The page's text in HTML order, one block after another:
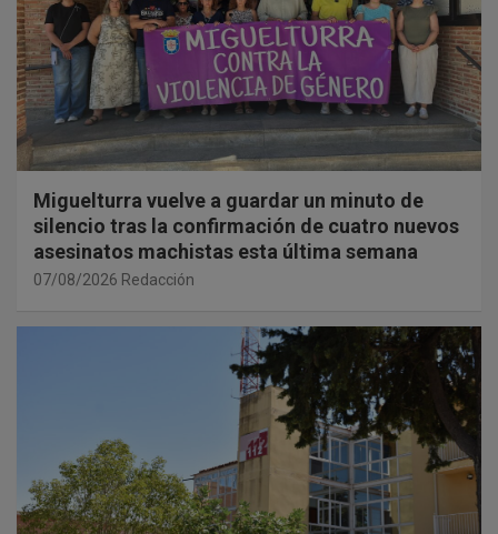
Miguelturra vuelve a guardar un minuto de
silencio tras la confirmación de cuatro nuevos
asesinatos machistas esta última semana
07/08/2026 Redacción